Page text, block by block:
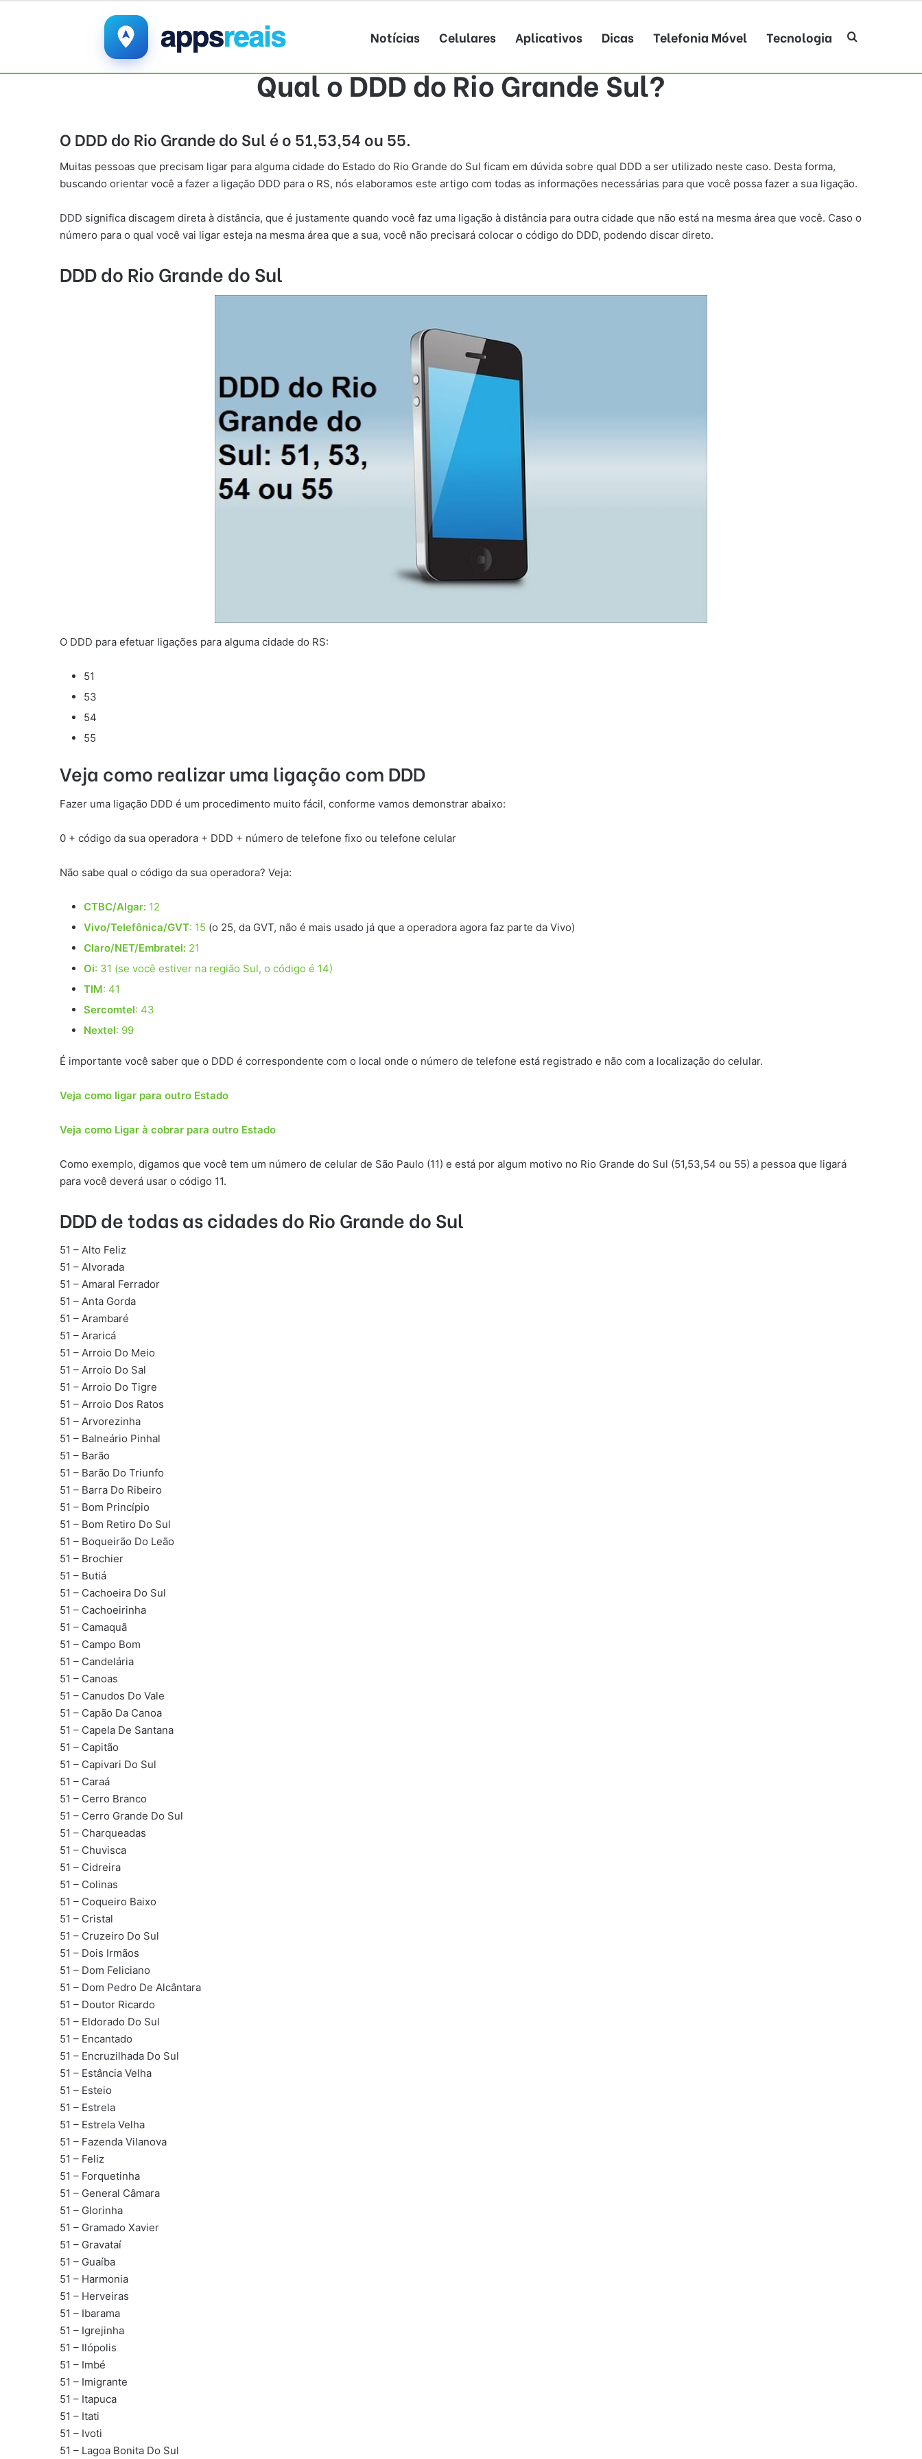
Notícias Celulares Aplicativos Dicas Telefonia Móvel Tecnologia Procurar por
Qual o DDD do Rio Grande Sul?
O DDD do Rio Grande do Sul é o 51,53,54 ou 55.
Muitas pessoas que precisam ligar para alguma cidade do Estado do Rio Grande do Sul ficam em dúvida sobre qual DDD a ser utilizado neste caso. Desta forma,
buscando orientar você a fazer a ligação DDD para o RS, nós elaboramos este artigo com todas as informações necessárias para que você possa fazer a sua ligação.
DDD significa discagem direta à distância, que é justamente quando você faz uma ligação à distância para outra cidade que não está na mesma área que você. Caso o
número para o qual você vai ligar esteja na mesma área que a sua, você não precisará colocar o código do DDD, podendo discar direto.
DDD do Rio Grande do Sul
O DDD para efetuar ligações para alguma cidade do RS:
51
53
54
55
Veja como realizar uma ligação com DDD
Fazer uma ligação DDD é um procedimento muito fácil, conforme vamos demonstrar abaixo:
0 + código da sua operadora + DDD + número de telefone fixo ou telefone celular
Não sabe qual o código da sua operadora? Veja:
CTBC/Algar: 12
Vivo/Telefônica/GVT: 15 (o 25, da GVT, não é mais usado já que a operadora agora faz parte da Vivo)
Claro/NET/Embratel: 21
Oi: 31 (se você estiver na região Sul, o código é 14)
TIM: 41
Sercomtel: 43
Nextel: 99
É importante você saber que o DDD é correspondente com o local onde o número de telefone está registrado e não com a localização do celular.
Veja como ligar para outro Estado
Veja como Ligar à cobrar para outro Estado
Como exemplo, digamos que você tem um número de celular de São Paulo (11) e está por algum motivo no Rio Grande do Sul (51,53,54 ou 55) a pessoa que ligará
para você deverá usar o código 11.
DDD de todas as cidades do Rio Grande do Sul
51 – Alto Feliz
51 – Alvorada
51 – Amaral Ferrador
51 – Anta Gorda
51 – Arambaré
51 – Araricá
51 – Arroio Do Meio
51 – Arroio Do Sal
51 – Arroio Do Tigre
51 – Arroio Dos Ratos
51 – Arvorezinha
51 – Balneário Pinhal
51 – Barão
51 – Barão Do Triunfo
51 – Barra Do Ribeiro
51 – Bom Princípio
51 – Bom Retiro Do Sul
51 – Boqueirão Do Leão
51 – Brochier
51 – Butiá
51 – Cachoeira Do Sul
51 – Cachoeirinha
51 – Camaquã
51 – Campo Bom
51 – Candelária
51 – Canoas
51 – Canudos Do Vale
51 – Capão Da Canoa
51 – Capela De Santana
51 – Capitão
51 – Capivari Do Sul
51 – Caraá
51 – Cerro Branco
51 – Cerro Grande Do Sul
51 – Charqueadas
51 – Chuvisca
51 – Cidreira
51 – Colinas
51 – Coqueiro Baixo
51 – Cristal
51 – Cruzeiro Do Sul
51 – Dois Irmãos
51 – Dom Feliciano
51 – Dom Pedro De Alcântara
51 – Doutor Ricardo
51 – Eldorado Do Sul
51 – Encantado
51 – Encruzilhada Do Sul
51 – Estância Velha
51 – Esteio
51 – Estrela
51 – Estrela Velha
51 – Fazenda Vilanova
51 – Feliz
51 – Forquetinha
51 – General Câmara
51 – Glorinha
51 – Gramado Xavier
51 – Gravataí
51 – Guaíba
51 – Harmonia
51 – Herveiras
51 – Ibarama
51 – Igrejinha
51 – Ilópolis
51 – Imbé
51 – Imigrante
51 – Itapuca
51 – Itati
51 – Ivoti
51 – Lagoa Bonita Do Sul